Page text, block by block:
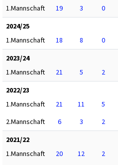
1.Mannschaft
19 3 0
2024/25
1.Mannschaft
18 8 0
2023/24
1.Mannschaft
21 5 2
2022/23
1.Mannschaft
21 11 5
2.Mannschaft
6 3 2
2021/22
1.Mannschaft
20 12 2